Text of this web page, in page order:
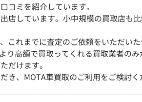
コミを紹介しています。
しています。小中規模の買取店も
れまでに査定のご依頼をいただいた
高額で買取ってくれる買取業者の
だけます。
、MOTA車買取のご利用をご検討く